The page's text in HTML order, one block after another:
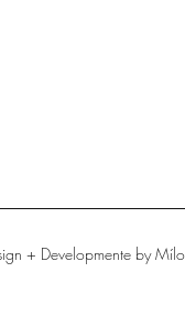
Developmente by